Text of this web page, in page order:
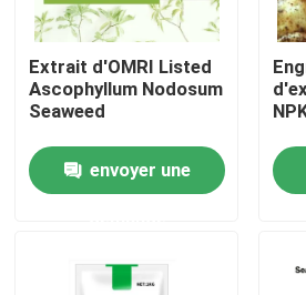
Accueil
A propos de nous
Extrait d'OMRI Listed
Ascophyllum Nodosum
Seaweed
envoyer une